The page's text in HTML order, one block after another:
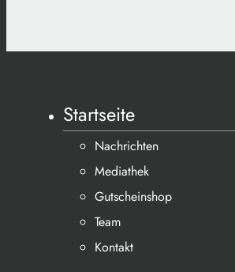
Startseite
Nachrichten
Mediathek
Gutscheinshop
Team
Kontakt